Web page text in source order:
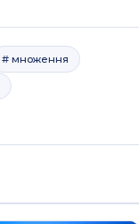
# множення